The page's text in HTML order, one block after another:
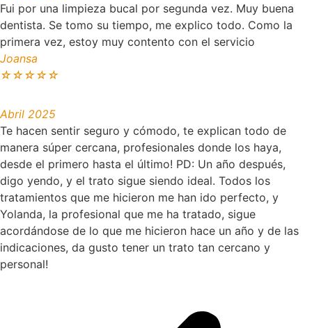
Fui por una limpieza bucal por segunda vez. Muy buena
dentista. Se tomo su tiempo, me explico todo. Como la
primera vez, estoy muy contento con el servicio
Joansa
☆☆☆☆☆
Abril 2025
Te hacen sentir seguro y cómodo, te explican todo de
manera súper cercana, profesionales donde los haya,
desde el primero hasta el último! PD: Un año después,
digo yendo, y el trato sigue siendo ideal. Todos los
tratamientos que me hicieron me han ido perfecto, y
Yolanda, la profesional que me ha tratado, sigue
acordándose de lo que me hicieron hace un año y de las
indicaciones, da gusto tener un trato tan cercano y
personal!